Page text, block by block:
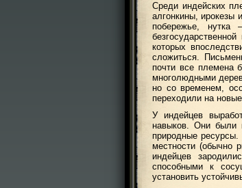
Среди индейских
алгонкины, ирокезы
побережье,
которых
сложиться.
почти все племена
многолюдными
но со временем,
переходили на
У индейцев
навыков. Они были
природные ресурсы.
местности (обычно
индейцев
способными к
установить